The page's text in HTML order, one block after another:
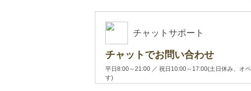
チャットサポート
チャットでお問い合わせ
平日8:00～21:00 ／ 祝日10:00～17:00(土日休み、オ
す)